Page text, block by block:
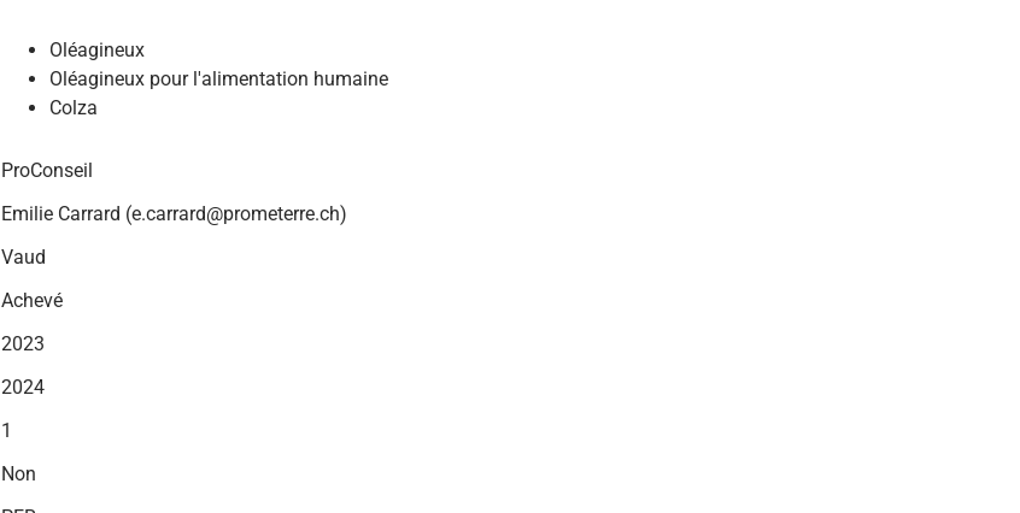
Oléagineux
Oléagineux pour l'alimentation humaine
Colza
ProConseil
Emilie Carrard (e.carrard@prometerre.ch)
Vaud
Achevé
2023
2024
1
Non